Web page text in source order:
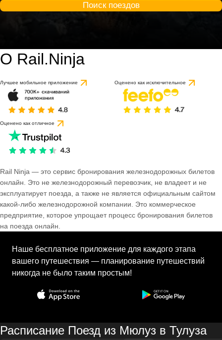
Поиск поездов
О Rail.Ninja
Лучшее мобильное приложение Оценено как исключительное
Оценено как отличное
Rail Ninja — это сервис бронирования железнодорожных билетов
онлайн. Это не железнодорожный перевозчик, не владеет и не
эксплуатирует поезда, а также не является официальным сайтом
какой-либо железнодорожной компании. Это коммерческое
предприятие, которое упрощает процесс бронирования билетов
на поезда онлайн.
Наше бесплатное приложение для каждого этапа
вашего путешествия — планирование путешествий
никогда не было таким простым!
Расписание Поезд из Мюлуз в Тулуза